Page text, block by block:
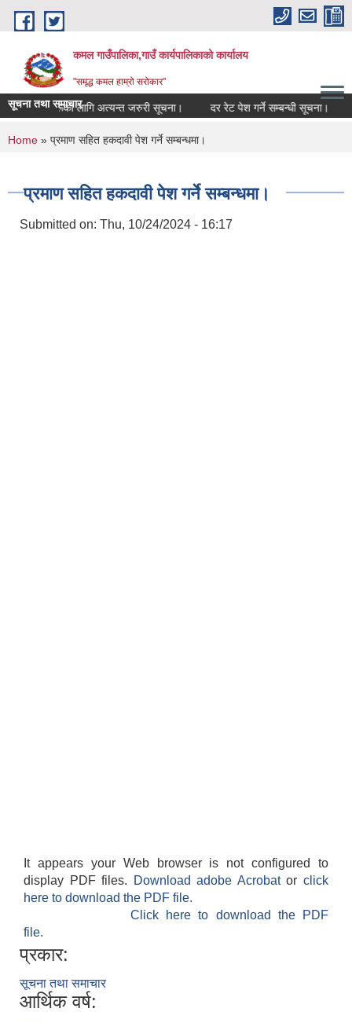
Skip to main content
कमल गाउँपालिका,गाउँ कार्यपालिकाको कार्यालय
"समृद्ध कमल हाम्रो सरोकार"
सूचना तथा समाचार
कृषकहरूका लागि अत्यन्त जरुरी सूचना। दर रेट पेश गर्ने सम्बन्धी सूचना।
You are here
Home » प्रमाण सहित हकदावी पेश गर्ने सम्बन्धमा।
प्रमाण सहित हकदावी पेश गर्ने सम्बन्धमा।
Submitted on: Thu, 10/24/2024 - 16:17
It appears your Web browser is not configured to
display PDF files.
Download adobe Acrobatorclick
here to download the PDF file.
Click here to download the PDF
file.
प्रकार:
सूचना तथा समाचार
आर्थिक वर्ष: